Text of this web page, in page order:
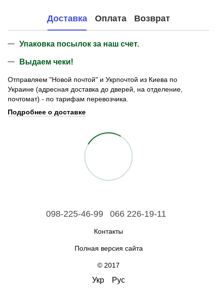
Доставка Оплата Возврат
Упаковка посылок за наш счет.
Выдаем чеки!
Отправляем "Новой почтой" и Укрпочтой из Киева по
Украине (адресная доставка до дверей, на отделение,
почтомат) - по тарифам перевозчика.
Подробнее о доставке
098-225-46-99 066 226-19-11
Контакты
Полная версия сайта
© 2017
Укр Рус